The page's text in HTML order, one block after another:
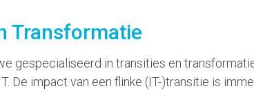
Transformatie
gespecialiseerd in transities en
De impact van een flinke (IT-)transitie is